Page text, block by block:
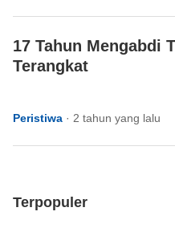
17 Tahun Mengabdi
Terangkat
Peristiwa · 2 tahun yang lalu
Terpopuler